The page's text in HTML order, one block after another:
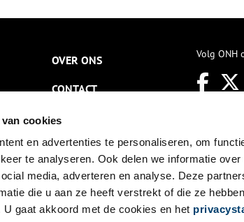
cookies
en advertenties te personaliseren, om
te analyseren. Ook delen we informatie
media, adverteren en analyse. Deze
die u aan ze heeft verstrekt of die ze
gaat akkoord met de cookies en het
OVER ONS
CONTACT
NIEUWSBRIEF
DISCLAIMER
PRIVACY
TOEGANKELIJKHEID
Volg ONH